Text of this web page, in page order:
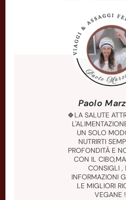
Paolo
🍀LA SALUTE
UN SOLO
NUTRIRTI
PROFONDITÀ E
CON IL
CONSIGLI ,
INFORMAZIONI
LE MIGLIORI
VEGANE !